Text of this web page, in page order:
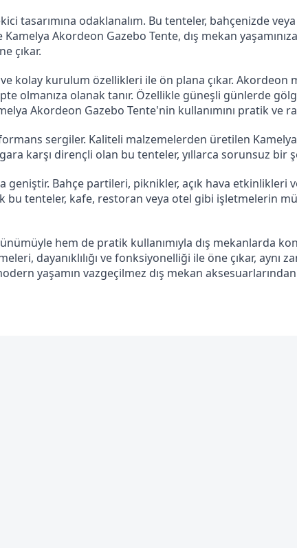
tasarımına odaklanalım. Bu tenteler, bahçenizde
Akordeon Gazebo Tente, dış mekan
çıkar.
kolay kurulum özellikleri ile ön plana çıkar. Akordeon
olmanıza olanak tanır. Özellikle güneşli günlerde
Akordeon Gazebo Tente'nin kullanımını pratik ve
sergiler. Kaliteli malzemelerden üretilen
karşı dirençli olan bu tenteler, yıllarca sorunsuz bir
geniştir. Bahçe partileri, piknikler, açık hava
bu tenteler, kafe, restoran veya otel gibi işletmelerin
hem de pratik kullanımıyla dış mekanlarda
dayanıklılığı ve fonksiyonelliği ile öne çıkar, aynı
yaşamın vazgeçilmez dış mekan